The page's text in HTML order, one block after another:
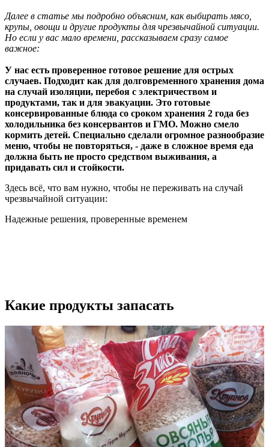
Далее в статье мы подробно объясним, как выбирать мясо,
крупы, овощи и другие продукты для чрезвычайной ситуации.
Но если у вас мало времени, рассказываем сразу самое
важное:
У нас есть проверенное готовое решение для острых
случаев. Подходит как для долговременного хранения дома
на случай изоляции, перебоя с электричеством и
продуктами, так и для эвакуации. Это готовые
консервированные блюда со сроком хранения 2 года без
холодильника без консервантов и ГМО. Можно смело
кормить детей. Специально сделали огромное разнообразие
меню, чтобы не повторяться, - даже в сложное время еда
должна быть не просто средством выживания, а
придавать сил и стойкости.
Здесь всё, что вам нужно, чтобы не переживать на случай
чрезвычайной ситуации:
Надежные решения, проверенные временем
Какие продукты запасать